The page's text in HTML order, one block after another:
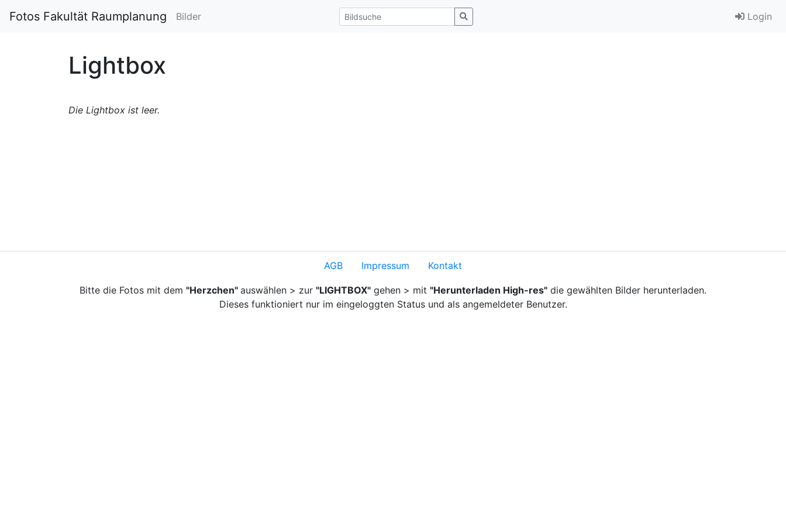
Fotos Fakultät Raumplanung Bilder Login
Lightbox
Die Lightbox ist leer.
AGB Impressum Kontakt
Bitte die Fotos mit dem "Herzchen" auswählen > zur "LIGHTBOX" gehen > mit "Herunterladen High-res" die gewählten Bilder herunterladen.
Dieses funktioniert nur im eingeloggten Status und als angemeldeter Benutzer.